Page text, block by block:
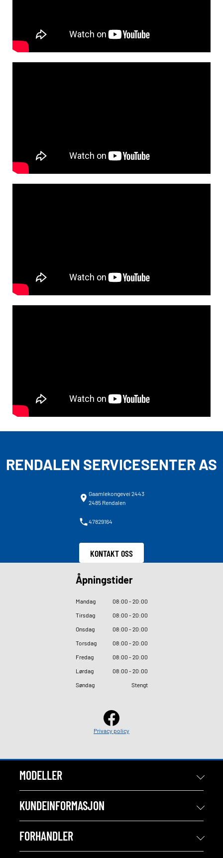
RENDALEN SERVICESENTER AS
Gaamlekongevei 2443
2485 Rendalen
47829164
KONTAKT OSS
Åpningstider
Mandag 08:00 - 20:00
Tirsdag
08:00 - 20:00
Onsdag
08:00 - 20:00
Torsdag
08:00 - 20:00
Fredag
08:00 - 20:00
Lørdag
08:00 - 20:00
Søndag
Stengt
Privacy policy
MODELLER
KUNDEINFORMASJON
FORHANDLER